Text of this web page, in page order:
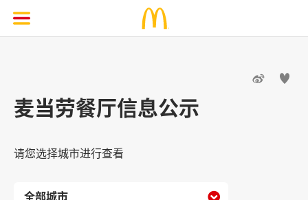
 
麦当劳餐厅信息公示
请您选择城市进行查看
